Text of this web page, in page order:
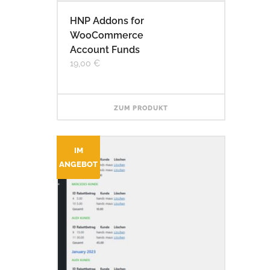
HNP Addons for
WooCommerce
Account Funds
19,00 €
ZUM PRODUKT
IM
ANGEBOT